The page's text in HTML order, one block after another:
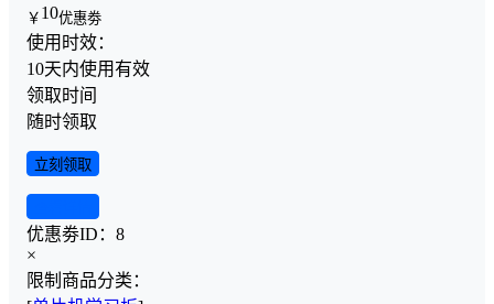
￥ 10优惠劵
使用时效：
10天内使用有效
领取时间
随时领取
立刻领取
优惠劵ID： 8
×
限制商品分类：